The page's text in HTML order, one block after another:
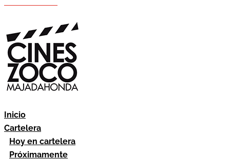
Inicio
Cartelera
Hoy en cartelera
Próximamente